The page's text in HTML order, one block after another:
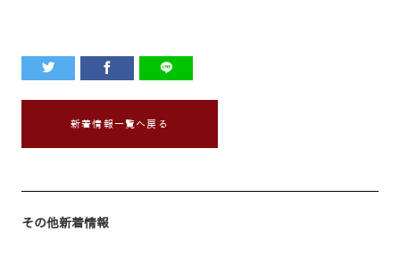
新着情報一覧へ戻る
その他新着情報